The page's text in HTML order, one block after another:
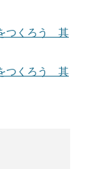
つくろう 其
つくろう 其